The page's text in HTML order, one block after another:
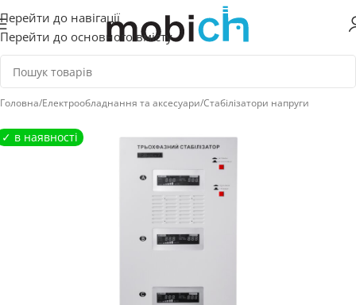
Перейти до навігації
Перейти до основного вмісту
Головна/Електрообладнання та аксесуари/Стабілізатори напруги